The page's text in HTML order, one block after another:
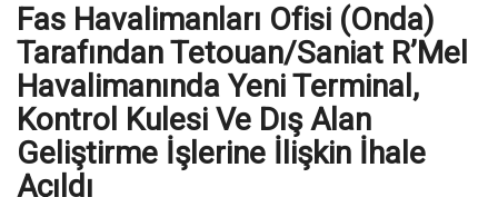
Fas Havalimanları Ofisi (Onda)
Tarafından Tetouan/Saniat R’Mel
Havalimanında Yeni Terminal,
Kontrol Kulesi Ve Dış Alan
Geliştirme İşlerine İlişkin İhale
Açıldı